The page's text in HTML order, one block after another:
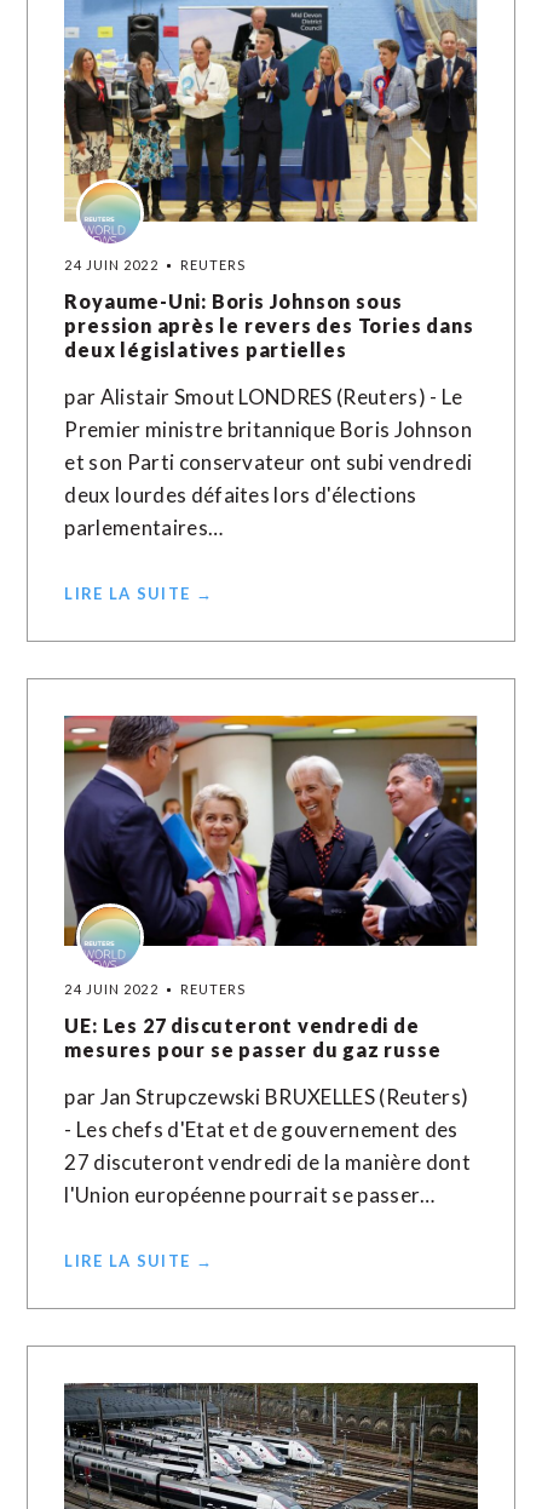
24 JUIN 2022 REUTERS
Royaume-Uni: Boris Johnson sous
pression après le revers des Tories dans
deux législatives partielles
par Alistair Smout LONDRES (Reuters) - Le
Premier ministre britannique Boris Johnson
et son Parti conservateur ont subi vendredi
deux lourdes défaites lors d'élections
parlementaires…
LIRE LA SUITE →
24 JUIN 2022 REUTERS
UE: Les 27 discuteront vendredi de
mesures pour se passer du gaz russe
par Jan Strupczewski BRUXELLES (Reuters)
- Les chefs d'Etat et de gouvernement des
27 discuteront vendredi de la manière dont
l'Union européenne pourrait se passer…
LIRE LA SUITE →